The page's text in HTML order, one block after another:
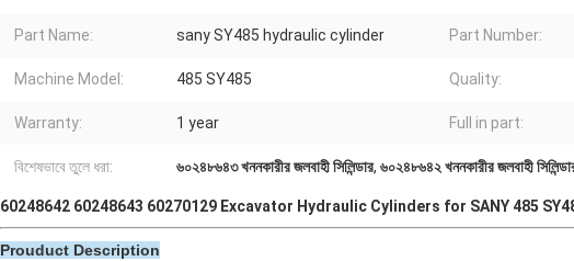
Part Name: sany SY485 hydraulic cylinder Part Number:
Machine Model: 485 SY485 Quality:
Warranty: 1 year Full in part:
বিশেষভাবে তুলে ধরা: ৬০২৪৮৬৪৩ খননকারীর জলবাহী সিলিন্ডার, ৬০২৪৮৬৪২ খননকারীর জলবাহী
60248642 60248643 60270129 Excavator Hydraulic Cylinders for SANY 485
Prouduct Description